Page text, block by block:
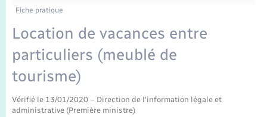
Mariage – PACS
Parrainage civil
Fiche pratique
Location de vacances entre
particuliers (meublé de
tourisme)
Vérifié le 13/01/2020 – Direction de l'information légale et
administrative (Première ministre)